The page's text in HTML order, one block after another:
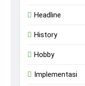
Headline
History
Hobby
Implementasi